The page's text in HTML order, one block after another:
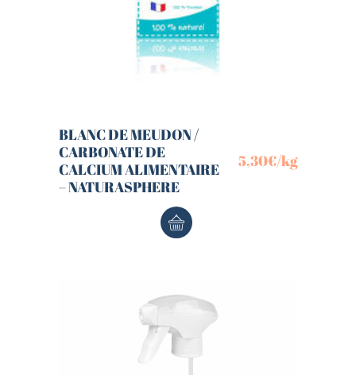
BLANC DE MEUDON /
CARBONATE DE
CALCIUM ALIMENTAIRE
– NATURASPHERE
5,30€/kg